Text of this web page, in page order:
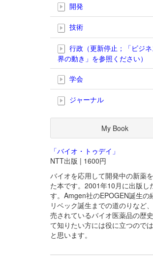
開発
技術
行政（更新停止；「ビジ
界の動き」を参照ください）
学会
ジャーナル
My Book
「バイオ・トゥデイ」
NTT出版 | 1600円
バイオを応用して開発中の新薬
た本です。2001年10月に出版し
す。Amgen社のEPOGEN誕生の
リベック誕生までの道のりなど
売されているバイオ医薬品の歴
て知りたい方には役に立つので
と思います。